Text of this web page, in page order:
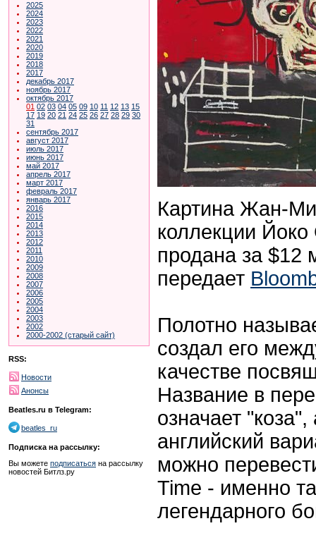
2025
2024
2023
2022
2021
2020
2019
2018
2017
декабрь 2017
ноябрь 2017
октябрь 2017
01 02 03 04 05 09 10 11 12 13 15
17 19 20 21 24 25 26 27 28 29 30
31
сентябрь 2017
август 2017
июль 2017
июнь 2017
май 2017
апрель 2017
март 2017
февраль 2017
январь 2017
2016
2015
2014
2013
2012
2011
2010
2009
2008
2007
2006
2005
2004
2003
2002
2000-2002 (старый сайт)
RSS:
Новости
Анонсы
Beatles.ru в Telegram:
beatles_ru
Подписка на рассылку:
Вы можете подписаться на рассылку
новостей Битлз.ру
Картина Жан-
коллекции
продана за $12
передает
Полотно
создал его
качестве
Название в
означает
английский
можно
Time - именно
легендарного